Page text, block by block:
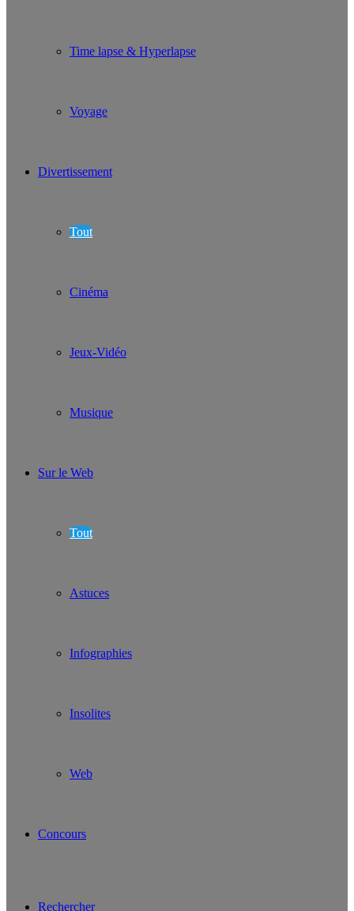
Time lapse & Hyperlapse
Voyage
Divertissement
Tout
Cinéma
Jeux-Vidéo
Musique
Sur le Web
Tout
Astuces
Infographies
Insolites
Web
Concours
Rechercher